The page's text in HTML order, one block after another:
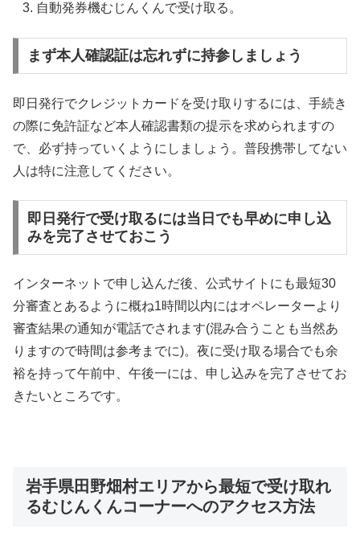
自動発券機むじんくんで受け取る。
まず本人確認証は忘れずに持参しましょう
即日発行でクレジットカードを受け取りするには、手続き
の際に免許証など本人確認書類の提示を求められますの
で、必ず持っていくようにしましょう。普段携帯してない
人は特に注意してください。
即日発行で受け取るには当日でも早めに申し込
みを完了させておこう
インターネットで申し込んだ後、公式サイトにも最短30
分審査とあるように概ね1時間以内にはオペレーターより
審査結果の通知が電話でされます(混み合うことも当然あ
りますので時間は参考までに)。夜に受け取る場合でも余
裕を持って午前中、午後一には、申し込みを完了させてお
きたいところです。
岩手県田野畑村エリアから最短で受け取れ
るむじんくんコーナーへのアクセス方法